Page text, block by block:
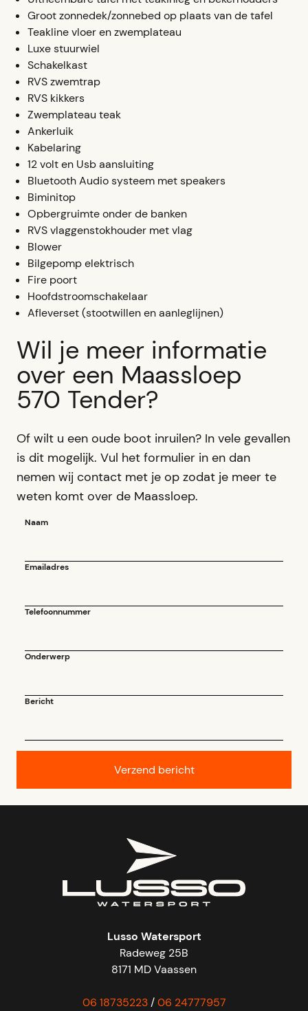
Groot zonnedek/zonnebed op plaats van de tafel
Teakline vloer en zwemplateau
Luxe stuurwiel
Schakelkast
RVS zwemtrap
RVS kikkers
Zwemplateau teak
Ankerluik
Kabelaring
12 volt en Usb aansluiting
Bluetooth Audio systeem met speakers
Biminitop
Opbergruimte onder de banken
RVS vlaggenstokhouder met vlag
Blower
Bilgepomp elektrisch
Fire poort
Hoofdstroomschakelaar
Afleverset (stootwillen en aanleglijnen)
Wil je meer informatie
over een Maassloep
570 Tender?
Of wilt u een oude boot inruilen? In vele gevallen
is dit mogelijk. Vul het formulier in en dan
nemen wij contact met je op zodat je meer te
weten komt over de Maassloep.
Naam
Emailadres
Telefoonnummer
Onderwerp
Bericht
Lusso Watersport
Radeweg 25B
8171 MD Vaassen
06 18735223/06 24777957